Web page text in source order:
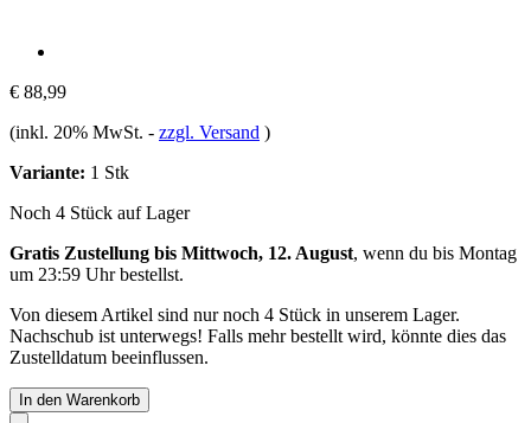
€ 88,99
(inkl. 20% MwSt. - zzgl. Versand )
Variante: 1 Stk
Noch 4 Stück auf Lager
Gratis Zustellung bis Mittwoch, 12. August, wenn du bis Montag
um 23:59 Uhrbestellst.
Von diesem Artikel sind nur noch 4 Stück in unserem Lager.
Nachschub ist unterwegs! Falls mehr bestellt wird, könnte dies das
Zustelldatum beeinflussen.
In den Warenkorb